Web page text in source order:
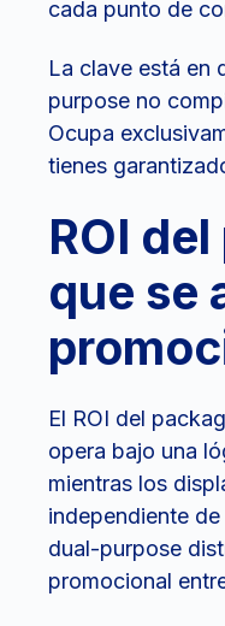
cada punto de
La clave está en
purpose no
Ocupa
tienes
ROI
que se
El ROI del
opera bajo una
mientras los
independiente
dual-purpose
promocional